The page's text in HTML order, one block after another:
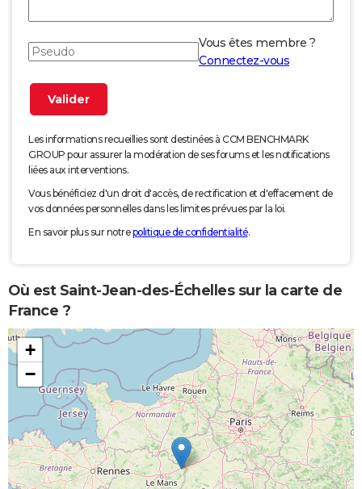
Vous êtes membre ?
Connectez-vous
Les informations recueillies sont destinées à CCM BENCHMARK
GROUP pour assurer la modération de ses forums et les notifications
liées aux interventions.
Vous bénéficiez d'un droit d'accès, de rectification et d'effacement de
vos données personnelles dans les limites prévues par la loi.
En savoir plus sur notrepolitique de confidentialité.
Où est Saint-Jean-des-Échelles sur la carte de
France ?
+
−